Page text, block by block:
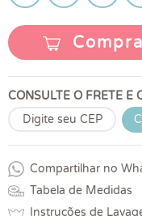
CONSULTE O FRETE E
Compartilhar no
Tabela de Medidas
Instruções de